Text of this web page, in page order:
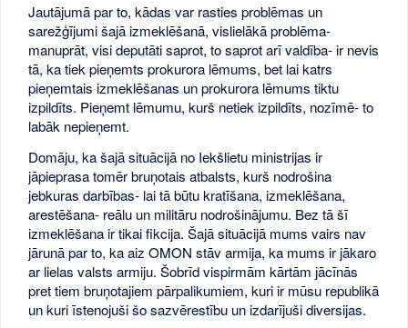
Jautājumā par to, kādas var rasties problēmas un
sarežģījumi šajā izmeklēšanā, vislielākā problēma-
manuprāt, visi deputāti saprot, to saprot arī valdība- ir nevis
tā, ka tiek pieņemts prokurora lēmums, bet lai katrs
pieņemtais izmeklēšanas un prokurora lēmums tiktu
izpildīts. Pieņemt lēmumu, kurš netiek izpildīts, nozīmē- to
labāk nepieņemt.
Domāju, ka šajā situācijā no Iekšlietu ministrijas ir
jāpieprasa tomēr bruņotais atbalsts, kurš nodrošina
jebkuras darbības- lai tā būtu kratīšana, izmeklēšana,
arestēšana- reālu un militāru nodrošinājumu. Bez tā šī
izmeklēšana ir tikai fikcija. Šajā situācijā mums vairs nav
jārunā par to, ka aiz OMON stāv armija, ka mums ir jākaro
ar lielas valsts armiju. Šobrīd vispirmām kārtām jācīnās
pret tiem bruņotajiem pārpalikumiem, kuri ir mūsu republikā
un kuri īstenojuši šo sazvērestību un izdarījuši diversijas.